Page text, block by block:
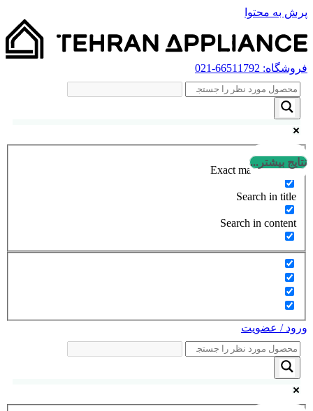
پرش به محتوا
فروشگاه: 66511792
-021
نتایج بیشتر...
Exact matches only
Search in title
Search in content
ورود / عضویت